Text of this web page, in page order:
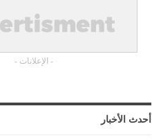
- الإعلانات -
أحدث الأخبار